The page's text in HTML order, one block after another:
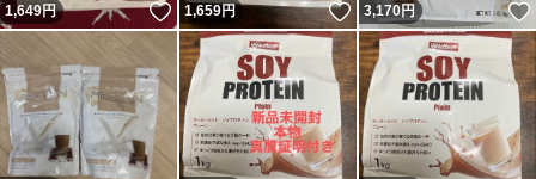
1,649円 いいね！
1,659円 いいね！
3,170円